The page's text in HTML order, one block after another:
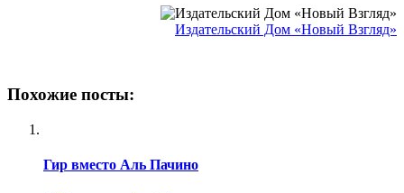
Издательский Дом «Новый Взгляд»
Похожие посты:
Гир вместо Аль Пачино